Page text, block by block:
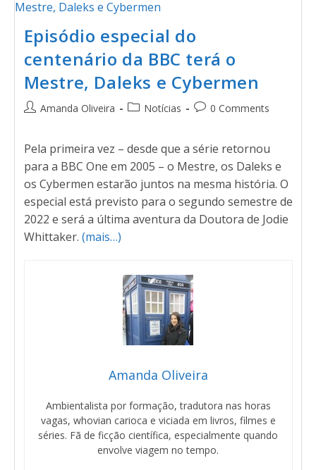
Episódio especial do
centenário da BBC terá o
Mestre, Daleks e Cybermen
Amanda Oliveira Notícias 0 Comments
Pela primeira vez – desde que a série retornou
para a BBC One em 2005 – o Mestre, os Daleks e
os Cybermen estarão juntos na mesma história. O
especial está previsto para o segundo semestre de
2022 e será a última aventura da Doutora de Jodie
Whittaker. (mais…)
Amanda Oliveira
Ambientalista por formação, tradutora nas horas
vagas, whovian carioca e viciada em livros, filmes e
séries. Fã de ficção científica, especialmente quando
envolve viagem no tempo.